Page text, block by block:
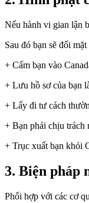
Nếu hành vi gian lận
Sau đó bạn sẽ đối
+ Cấm bạn vào
+ Lưu hồ sơ của bạn
+ Lấy đi tư cách
+ Bạn phải chịu trách
+ Trục xuất bạn khỏi
3. Biện pháp
Phối hợp với các cơ